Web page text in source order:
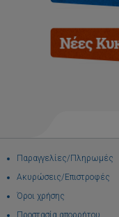
Παραγγελίες/Πληρωμές
Ακυρώσεις/Επιστροφές
Όροι χρήσης
Προστασία απορρήτου